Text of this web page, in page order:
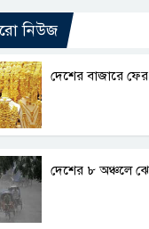
নিউজ
দেশের বাজারে ফের
দেশের ৮ অঞ্চলে